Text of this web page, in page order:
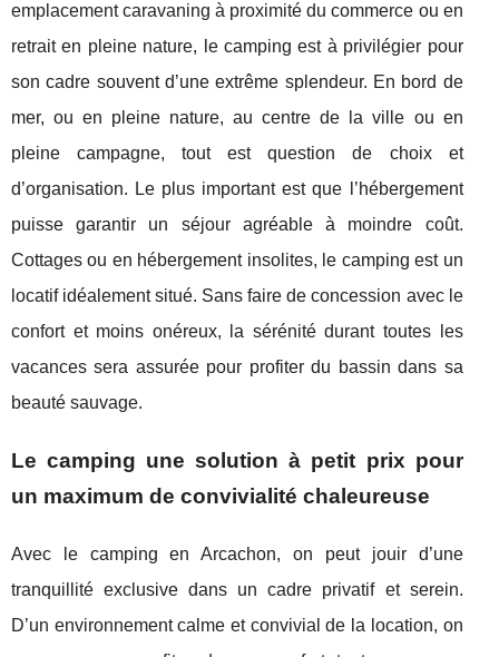
emplacement caravaning à proximité du commerce ou en
retrait en pleine nature, le camping est à privilégier pour
son cadre souvent d’une extrême splendeur. En bord de
mer, ou en pleine nature, au centre de la ville ou en
pleine campagne, tout est question de choix et
d’organisation. Le plus important est que l’hébergement
puisse garantir un séjour agréable à moindre coût.
Cottages ou en hébergement insolites, le camping est un
locatif idéalement situé. Sans faire de concession avec le
confort et moins onéreux, la sérénité durant toutes les
vacances sera assurée pour profiter du bassin dans sa
beauté sauvage.
Le camping une solution à petit prix pour
un maximum de convivialité chaleureuse
Avec le camping en Arcachon, on peut jouir d’une
tranquillité exclusive dans un cadre privatif et serein.
D’un environnement calme et convivial de la location, on